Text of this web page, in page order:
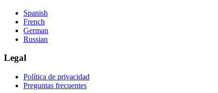
Spanish
French
German
Russian
Legal
Política de privacidad
Preguntas frecuentes